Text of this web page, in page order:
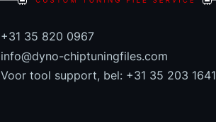
+31 35 820 0967
info@dyno-chiptuningfiles.com
Voor tool support, bel: +31 35 203 1641